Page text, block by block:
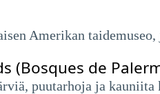
Amerikan
(Bosques de
puutarhoja ja